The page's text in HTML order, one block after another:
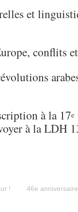
et
conflits
à la 17e
à la LDH
! 46e